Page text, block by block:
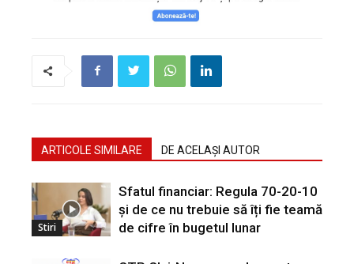
ARTICOLE SIMILARE DE ACELAȘI AUTOR
Stiri
Sfatul financiar: Regula 70-20-10
și de ce nu trebuie să îți fie teamă
de cifre în bugetul lunar